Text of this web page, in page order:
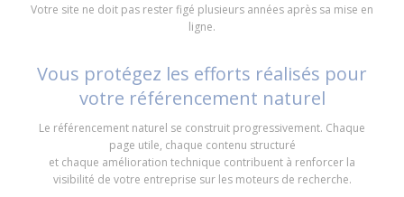
Votre site ne doit pas rester figé plusieurs années après sa mise en
ligne.
Vous protégez les efforts réalisés pour
votre référencement naturel
Le référencement naturel se construit progressivement. Chaque
page utile, chaque contenu structuré
et chaque amélioration technique contribuent à renforcer la
visibilité de votre entreprise sur les moteurs de recherche.